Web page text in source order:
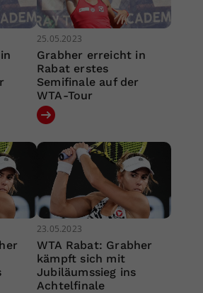
25.05.2023
Grabher erreicht in
Rabat erstes
Semifinale auf der
WTA-Tour
23.05.2023
WTA Rabat: Grabher
kämpft sich mit
Jubiläumssieg ins
Achtelfinale